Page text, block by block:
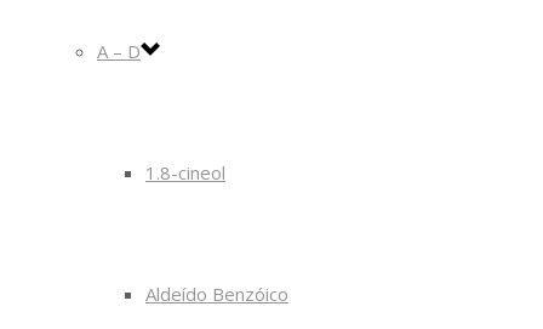
A – D
1.8-cineol
Aldeído Benzóico